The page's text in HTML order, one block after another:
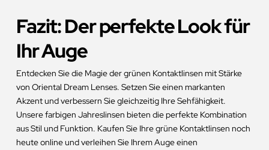
Fazit: Der perfekte Look für
Ihr Auge
Entdecken Sie die Magie der grünen Kontaktlinsen mit Stärke
von Oriental Dream Lenses. Setzen Sie einen markanten
Akzent und verbessern Sie gleichzeitig Ihre Sehfähigkeit.
Unsere farbigen Jahreslinsen bieten die perfekte Kombination
aus Stil und Funktion. Kaufen Sie Ihre grüne Kontaktlinsen noch
heute online und verleihen Sie Ihrem Auge einen